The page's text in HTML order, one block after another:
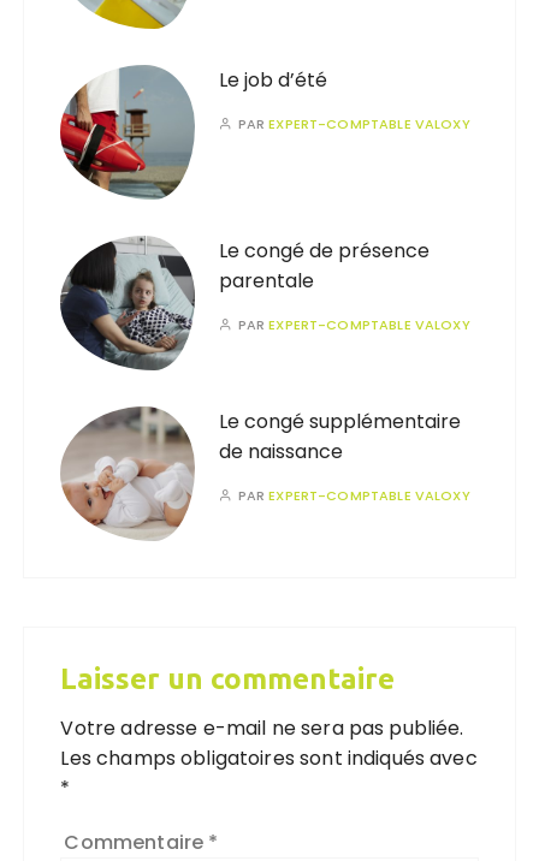
Le job d’été
PAREXPERT-COMPTABLE VALOXY
Le congé de présence
parentale
PAREXPERT-COMPTABLE VALOXY
Le congé supplémentaire
de naissance
PAREXPERT-COMPTABLE VALOXY
Laisser un commentaire
Votre adresse e-mail ne sera pas publiée.
Les champs obligatoires sont indiqués avec
*
Commentaire *